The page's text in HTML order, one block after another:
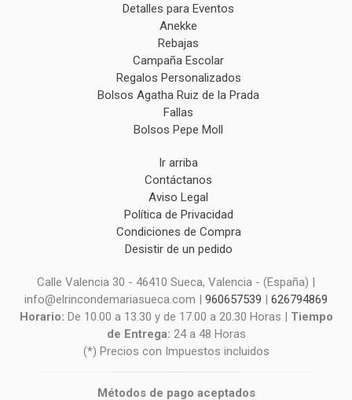
Detalles para Eventos
Anekke
Rebajas
Campaña Escolar
Regalos Personalizados
Bolsos Agatha Ruiz de la Prada
Fallas
Bolsos Pepe Moll
Ir arriba
Contáctanos
Aviso Legal
Política de Privacidad
Condiciones de Compra
Desistir de un pedido
Calle Valencia 30 - 46410 Sueca, Valencia - (España) |
info@elrincondemariasueca.com | 960657539 | 626794869
Horario: De 10.00 a 13.30 y de 17.00 a 20.30 Horas | Tiempo
de Entrega: 24 a 48 Horas
(*) Precios con Impuestos incluidos
Métodos de pago aceptados